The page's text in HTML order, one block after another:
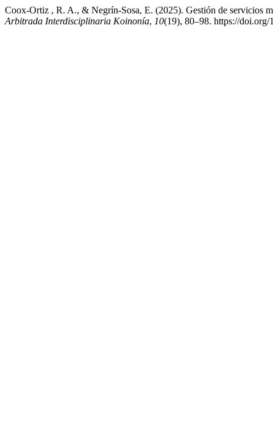
Coox-Ortiz , R. A., & Negrín-Sosa, E. (2025). Gestión de servicios
Arbitrada Interdisciplinaria Koinonía, 10(19), 80–98. https://